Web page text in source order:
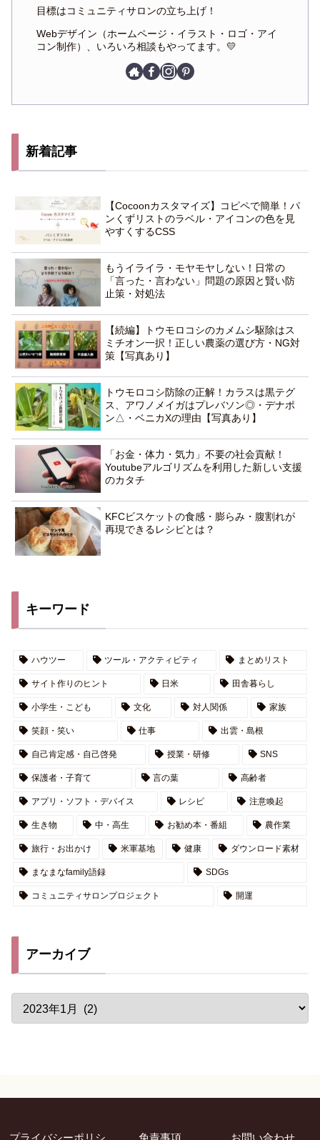
目標はコミュニティサロンの立ち上げ！
Webデザイン（ホームページ・イラスト・ロゴ・アイ
コン制作）、いろいろ相談もやってます。💛
新着記事
【Cocoonカスタマイズ】コピペで簡単！パ
ンくずリストのラベル・アイコンの色を見
やすくするCSS
もうイライラ・モヤモヤしない！日常の
「言った・言わない」問題の原因と賢い防
止策・対処法
【続編】トウモロコシのカメムシ駆除はス
ミチオン一択！正しい農薬の選び方・NG対
策【写真あり】
トウモロコシ防除の正解！カラスは黒テグ
ス、アワノメイガはプレバソン◎・デナポ
ン△・ベニカXの理由【写真あり】
「お金・体力・気力」不要の社会貢献！
Youtubeアルゴリズムを利用した新しい支援
のカタチ
KFCビスケットの食感・膨らみ・腹割れが
再現できるレシピとは？
キーワード
ハウツー ツール・アクティビティ まとめリスト
サイト作りのヒント 日米 田舎暮らし
小学生・こども 文化 対人関係 家族
笑顔・笑い 仕事 出雲・島根
自己肯定感・自己啓発 授業・研修 SNS
保護者・子育て 言の葉 高齢者
アプリ・ソフト・デバイス レシピ 注意喚起
生き物 中・高生 お勧め本・番組 農作業
旅行・お出かけ 米軍基地 健康 ダウンロード素材
まなまなfamily語録 SDGs
コミュニティサロンプロジェクト 開運
アーカイブ
プライバシーポリシ 免責事項 お問い合わせ